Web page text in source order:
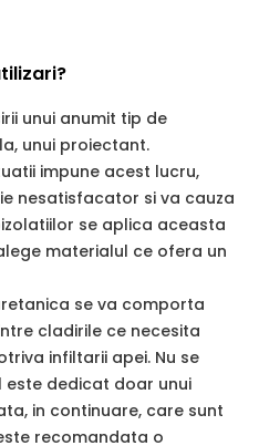
unui anumit tip de
unui proiectant.
impune acest lucru,
nesatisfacator si va cauza
se aplica aceasta
materialul ce ofera un
se va comporta
cladirile ce necesita
infiltarii apei. Nu se
dedicat doar unui
in continuare, care sunt
recomandata o